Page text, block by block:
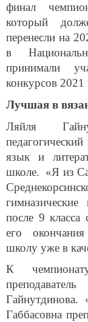
финал
который
перенесли на
в
принимали
конкурсов
Лучшая в
Ляйля
язык и
школе. «Я из
после 9 класса
его
школу уже в
К
Гайнутдинова.
Габбасовна